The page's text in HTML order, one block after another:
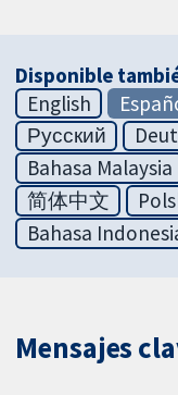
Disponible
English
Русский
Bahasa Malaysia
简体中文
Bahasa
Mensajes